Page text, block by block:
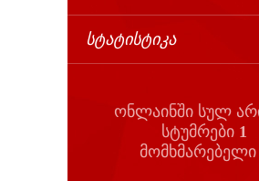
ᲡᲢᲐᲢᲘᲡᲢᲘᲙᲐ
ონლაინში სულ
სტუმრები 1
მომხმარებელი